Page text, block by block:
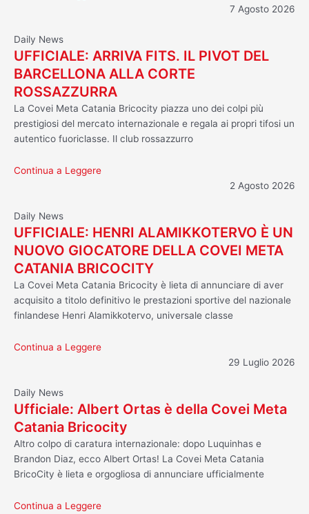
7 Agosto 2026
Daily News
UFFICIALE: ARRIVA FITS. IL PIVOT DEL
BARCELLONA ALLA CORTE
ROSSAZZURRA
La Covei Meta Catania Bricocity piazza uno dei colpi più
prestigiosi del mercato internazionale e regala ai propri tifosi un
autentico fuoriclasse. Il club rossazzurro
Continua a Leggere
2 Agosto 2026
Daily News
UFFICIALE: HENRI ALAMIKKOTERVO È UN
NUOVO GIOCATORE DELLA COVEI META
CATANIA BRICOCITY
La Covei Meta Catania Bricocity è lieta di annunciare di aver
acquisito a titolo definitivo le prestazioni sportive del nazionale
finlandese Henri Alamikkotervo, universale classe
Continua a Leggere
29 Luglio 2026
Daily News
Ufficiale: Albert Ortas è della Covei Meta
Catania Bricocity
Altro colpo di caratura internazionale: dopo Luquinhas e
Brandon Diaz, ecco Albert Ortas! La Covei Meta Catania
BricoCity è lieta e orgogliosa di annunciare ufficialmente
Continua a Leggere